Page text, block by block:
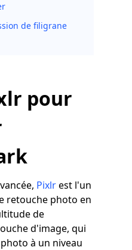
de filigrane
pour
Pixlrest l'un
retouche photo en
de
d'image, qui
à un niveau